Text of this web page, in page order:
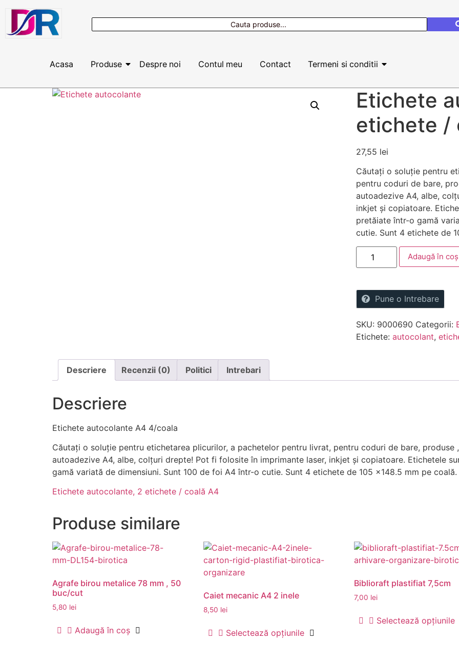
Acasa Produse Despre noi Contul meu Contact Termeni si conditii
Etichete
etichete /
27,55 lei
Căutați o soluție pentru
pentru coduri de bare,
autoadezive A4, albe,
inkjet și copiatoare.
pretăiate într-o gamă
cutie. Sunt 4 etichete de
Adaugă în coș
Pune o Intrebare
SKU: 9000690 Categorii:
Etichete: autocolant,
Descriere Recenzii (0) Politici Intrebari
Descriere
Etichete autocolante A4 4/coala
Căutați o soluție pentru etichetarea plicurilor, a pachetelor pentru livrat, pentru coduri de bare,
autoadezive A4, albe, colțuri drepte! Pot fi folosite în imprimante laser, inkjet și copiatoare. Etichetele
gamă variată de dimensiuni. Sunt 100 de foi A4 într-o cutie. Sunt 4 etichete de 105 x148.5 mm pe coală.
Etichete autocolante, 2 etichete / coală A4
Produse similare
Agrafe birou metalice 78 mm , 50
buc/cut
5,80 lei
Adaugă în coș
Caiet mecanic A4 2 inele
8,50 lei
Selectează opțiunile
Biblioraft plastifiat 7,5cm
7,00 lei
Selectează opțiunile